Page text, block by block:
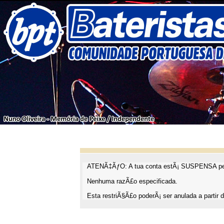
ATENÃ‡ÃƒO: A tua conta estÃ¡ SUSPENSA
Nenhuma razÃ£o especificada.
Esta restriÃ§Ã£o poderÃ¡ ser anulada a partir